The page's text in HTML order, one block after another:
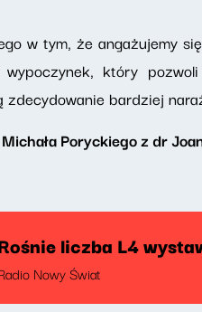
w tym, że angażujemy
który
zdecydowanie bardziej
Poryckiego z dr
liczba L4
Nowy Świat